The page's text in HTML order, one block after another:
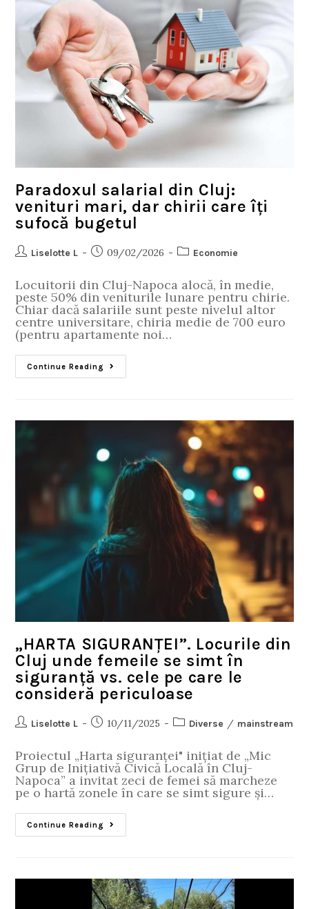
Paradoxul salarial din Cluj:
venituri mari, dar chirii care îți
sufocă bugetul
Liselotte L 09/02/2026 Economie
Locuitorii din Cluj-Napoca alocă, în medie,
peste 50% din veniturile lunare pentru chirie.
Chiar dacă salariile sunt peste nivelul altor
centre universitare, chiria medie de 700 euro
(pentru apartamente noi…
Continue Reading
„HARTA SIGURANȚEI”. Locurile din
Cluj unde femeile se simt în
siguranță vs. cele pe care le
consideră periculoase
Liselotte L 10/11/2025 Diverse / mainstream
Proiectul „Harta siguranței" inițiat de „Mic
Grup de Inițiativă Civică Locală în Cluj-
Napoca” a invitat zeci de femei să marcheze
pe o hartă zonele în care se simt sigure și…
Continue Reading